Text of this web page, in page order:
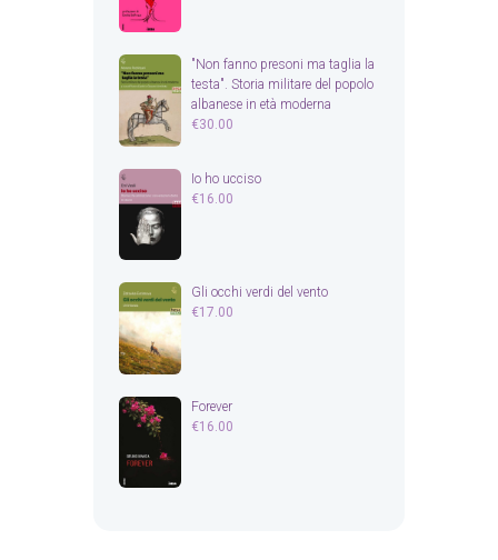
"Non fanno presoni ma taglia la
testa". Storia militare del popolo
albanese in età moderna
€30.00
Io ho ucciso
€16.00
Gli occhi verdi del vento
€17.00
Forever
€16.00